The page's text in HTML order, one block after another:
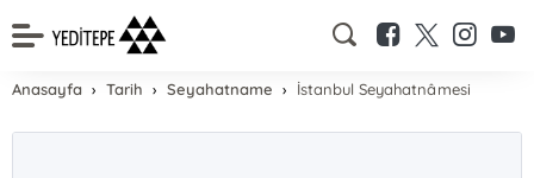
Anasayfa Tarih Seyahatname İstanbul Seyahatnâmesi